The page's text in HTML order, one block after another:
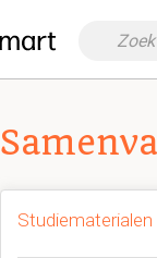
Studiematerialen